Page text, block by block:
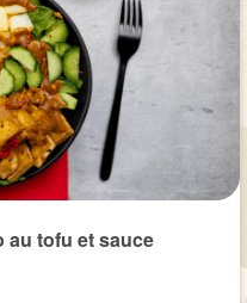
au tofu et sauce